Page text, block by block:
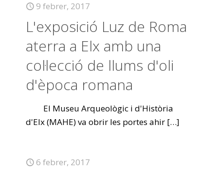
9 febrer, 2017
L'exposició Luz de Roma
aterra a Elx amb una
col·lecció de llums d'oli
d'època romana
El Museu Arqueològic i d'Història
d'Elx (MAHE) va obrir les portes ahir […]
6 febrer, 2017